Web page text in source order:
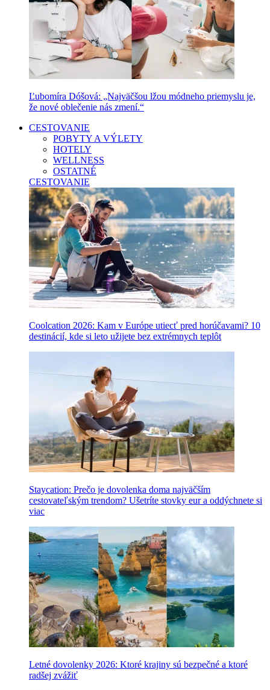
Ľubomíra Dóšová: „Najväčšou lžou módneho priemyslu je,
že nové oblečenie nás zmení.“
CESTOVANIE
POBYTY A VÝLETY
HOTELY
WELLNESS
OSTATNÉ
CESTOVANIE
Coolcation 2026: Kam v Európe utiecť pred horúčavami? 10
destinácií, kde si leto užijete bez extrémnych teplôt
Staycation: Prečo je dovolenka doma najväčším
cestovateľským trendom? Ušetríte stovky eur a oddýchnete si
viac
Letné dovolenky 2026: Ktoré krajiny sú bezpečné a ktoré
radšej zvážiť